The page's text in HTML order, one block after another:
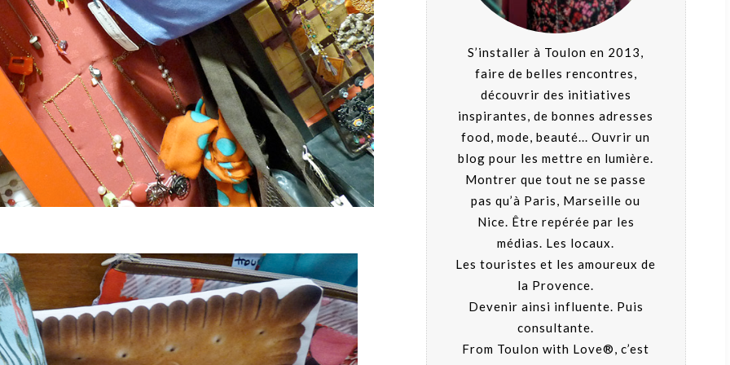
S’installer à Toulon en 2013,
faire de belles rencontres,
découvrir des initiatives
inspirantes, de bonnes adresses
food, mode, beauté... Ouvrir un
blog pour les mettre en lumière.
Montrer que tout ne se passe
pas qu’à Paris, Marseille ou
Nice. Être repérée par les
médias. Les locaux.
Les touristes et les amoureux de
la Provence.
Devenir ainsi influente. Puis
consultante.
From Toulon with Love®, c’est